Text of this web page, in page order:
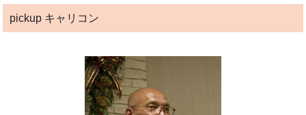
pickup キャリコン